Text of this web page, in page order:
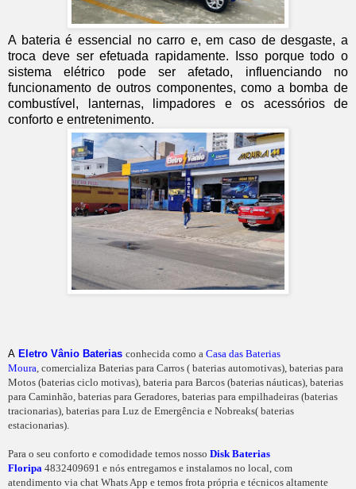
A bateria é essencial no carro e, em caso de desgaste, a
troca deve ser efetuada rapidamente. Isso porque todo o
sistema elétrico pode ser afetado, influenciando no
funcionamento de outros componentes, como a bomba de
combustível, lanternas, limpadores e os acessórios de
conforto e entretenimento.
A Eletro Vânio Baterias conhecida como a Casa das Baterias
Moura , comercializa Baterias para Carros ( baterias automotivas), baterias para
Motos (baterias ciclo motivas), bateria para Barcos (baterias náuticas), baterias
para Caminhão, baterias para Geradores, baterias para empilhadeiras (baterias
tracionarias), baterias para Luz de Emergência e Nobreaks( baterias
estacionarias).
Para o seu conforto e comodidade temos nosso Disk Baterias
Floripa 4832409691 e nós entregamos e instalamos no local, com
atendimento via chat Whats App e temos frota própria e técnicos altamente